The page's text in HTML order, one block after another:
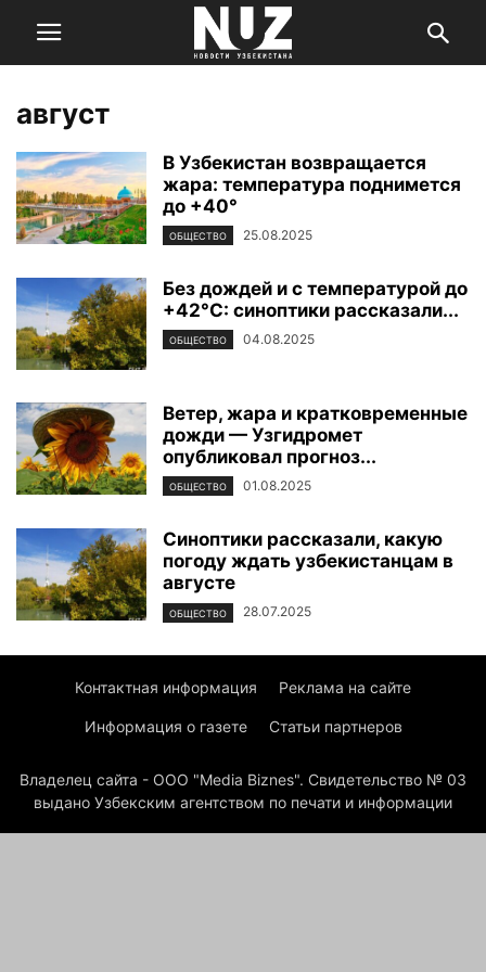
август
В Узбекистан возвращается
жара: температура поднимется
до +40°
ОБЩЕСТВО 25.08.2025
Без дождей и с температурой до
+42°C: синоптики рассказали...
ОБЩЕСТВО 04.08.2025
Ветер, жара и кратковременные
дожди — Узгидромет
опубликовал прогноз...
ОБЩЕСТВО 01.08.2025
Синоптики рассказали, какую
погоду ждать узбекистанцам в
августе
ОБЩЕСТВО 28.07.2025
Контактная информация Реклама на сайте
Информация о газете Статьи партнеров
Владелец сайта - ООО "Media Biznes". Свидетельство № 03
выдано Узбекским агентством по печати и информации